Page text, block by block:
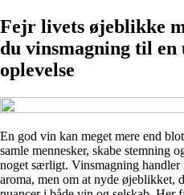
Fejr livets øjeblikke
du vinsmagning til
oplevelse
En god vin kan meget mere end
samle mennesker, skabe stemning
noget særligt. Vinsmagning
aroma, men om at nyde øjeblikket,